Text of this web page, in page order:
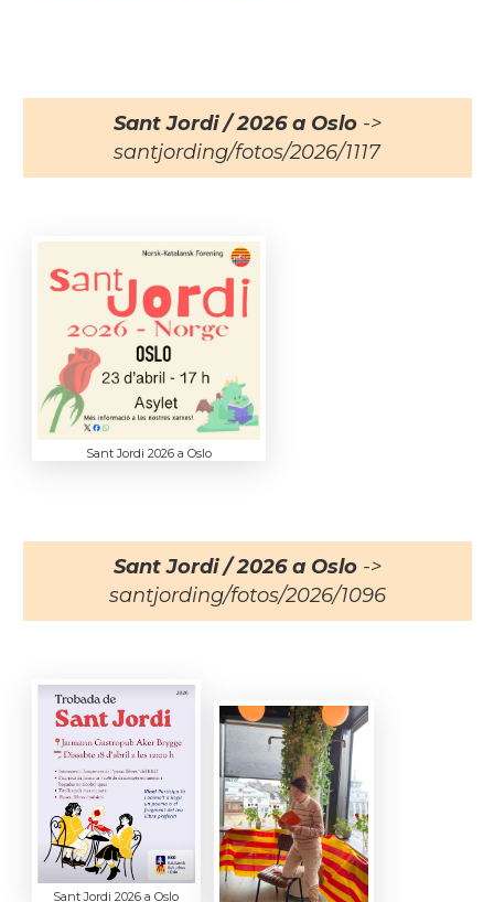
Sant Jordi / 2026 a Oslo->
santjording/fotos/2026/1117
Sant Jordi 2026 a Oslo
Sant Jordi / 2026 a Oslo->
santjording/fotos/2026/1096
Sant Jordi 2026 a Oslo